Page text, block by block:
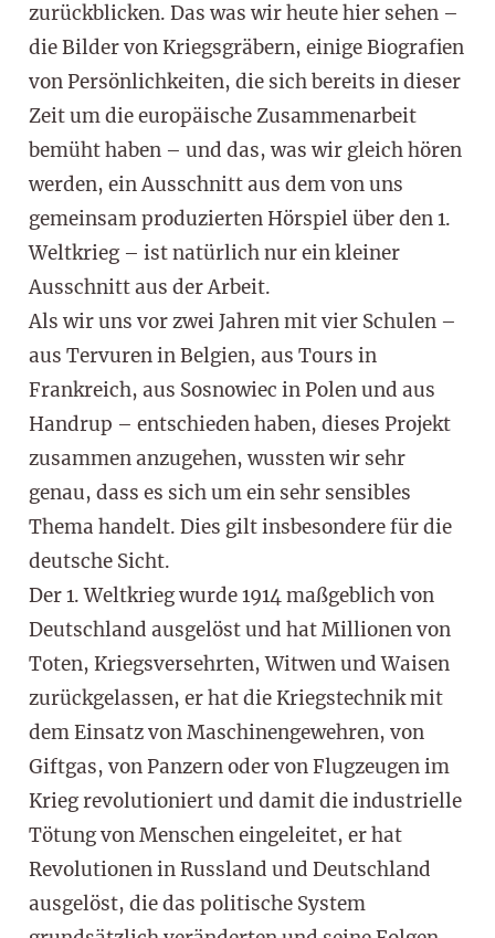
zurückblicken. Das was wir heute hier sehen –
die Bilder von Kriegsgräbern, einige Biografien
von Persönlichkeiten, die sich bereits in dieser
Zeit um die europäische Zusammenarbeit
bemüht haben – und das, was wir gleich hören
werden, ein Ausschnitt aus dem von uns
gemeinsam produzierten Hörspiel über den 1.
Weltkrieg – ist natürlich nur ein kleiner
Ausschnitt aus der Arbeit.
Als wir uns vor zwei Jahren mit vier Schulen –
aus Tervuren in Belgien, aus Tours in
Frankreich, aus Sosnowiec in Polen und aus
Handrup – entschieden haben, dieses Projekt
zusammen anzugehen, wussten wir sehr
genau, dass es sich um ein sehr sensibles
Thema handelt. Dies gilt insbesondere für die
deutsche Sicht.
Der 1. Weltkrieg wurde 1914 maßgeblich von
Deutschland ausgelöst und hat Millionen von
Toten, Kriegsversehrten, Witwen und Waisen
zurückgelassen, er hat die Kriegstechnik mit
dem Einsatz von Maschinengewehren, von
Giftgas, von Panzern oder von Flugzeugen im
Krieg revolutioniert und damit die industrielle
Tötung von Menschen eingeleitet, er hat
Revolutionen in Russland und Deutschland
ausgelöst, die das politische System